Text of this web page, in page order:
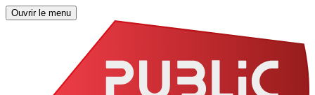
Ouvrir le menu